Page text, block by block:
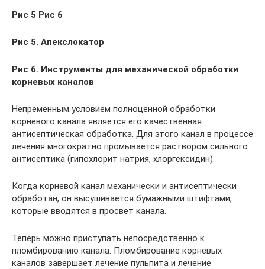
Рис 5 Рис 6
Рис 5. Апекслокатор
Рис 6. Инструменты для механической обработки
корневых каналов
Непременным условием полноценной обработки
корневого канала является его качественная
антисептическая обработка. Для этого канал в процессе
лечения многократно промывается раствором сильного
антисептика (гипохлорит натрия, хлоргексидин).
Когда корневой канал механически и антисептически
обработан, он высушивается бумажными штифтами,
которые вводятся в просвет канала.
Теперь можно приступать непосредственно к
пломбированию канала. Пломбирование корневых
каналов завершает лечение пульпита и лечение